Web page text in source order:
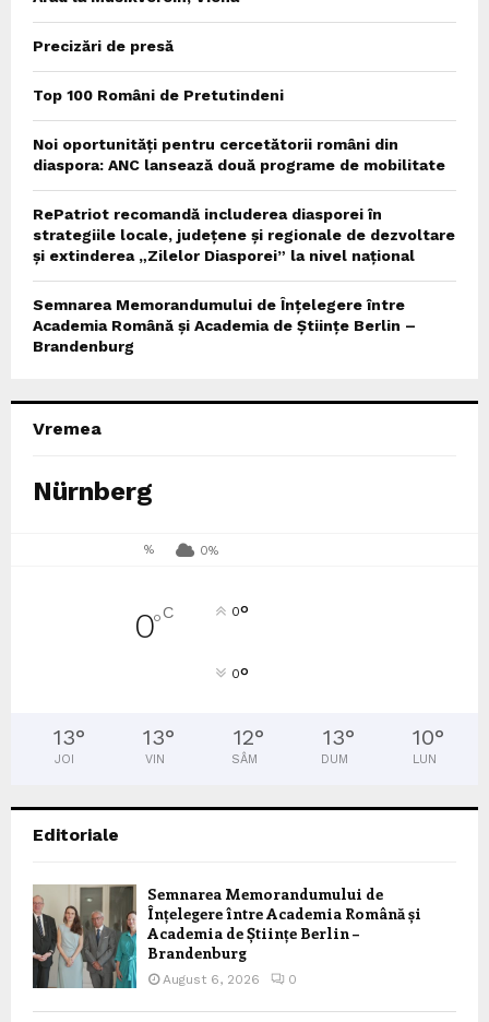
Precizări de presă
Top 100 Români de Pretutindeni
Noi oportunități pentru cercetătorii români din
diaspora: ANC lansează două programe de mobilitate
RePatriot recomandă includerea diasporei în
strategiile locale, județene și regionale de dezvoltare
și extinderea „Zilelor Diasporei” la nivel național
Semnarea Memorandumului de Înțelegere între
Academia Română și Academia de Științe Berlin –
Brandenburg
Vremea
Nürnberg
% 0%
0°C 0°
0°
13°
JOI
13°
VIN
12°
SÂM
13°
DUM
10°
LUN
Editoriale
Semnarea Memorandumului de
Înțelegere între Academia Română și
Academia de Științe Berlin –
Brandenburg
August 6, 2026 0